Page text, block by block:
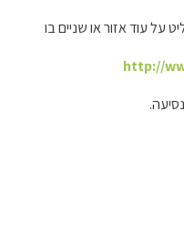
על עוד אזור או שניים בו
http://